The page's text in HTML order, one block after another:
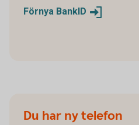
Förnya BankID
Du har ny telefon